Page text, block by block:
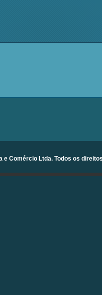
Comércio Ltda. Todos os